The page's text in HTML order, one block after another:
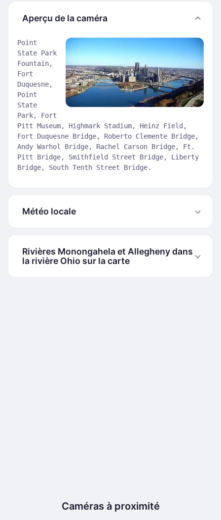
Aperçu de la caméra
Point
State Park
Fountain,
Fort
Duquesne,
Point
State
Park, Fort
Pitt Museum, Highmark Stadium, Heinz Field,
Fort Duquesne Bridge, Roberto Clemente Bridge,
Andy Warhol Bridge, Rachel Carson Bridge, Ft.
Pitt Bridge, Smithfield Street Bridge, Liberty
Bridge, South Tenth Street Bridge.
Météo locale
Rivières Monongahela et Allegheny dans
la rivière Ohio sur la carte
Caméras à proximité